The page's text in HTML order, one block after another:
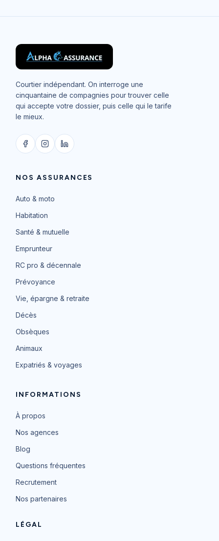
Courtier indépendant. On interroge une
cinquantaine de compagnies pour trouver celle
qui accepte votre dossier, puis celle qui le tarife
le mieux.
NOS ASSURANCES
Auto & moto
Habitation
Santé & mutuelle
Emprunteur
RC pro & décennale
Prévoyance
Vie, épargne & retraite
Décès
Obsèques
Animaux
Expatriés & voyages
INFORMATIONS
À propos
Nos agences
Blog
Questions fréquentes
Recrutement
Nos partenaires
LÉGAL